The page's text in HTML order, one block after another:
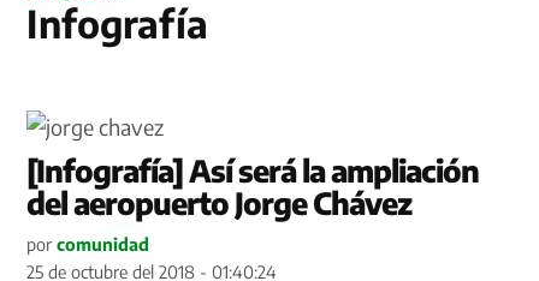
Infografía
[Infografía] Así será la ampliación
del aeropuerto Jorge Chávez
por comunidad
25 de octubre del 2018 - 01:40:24